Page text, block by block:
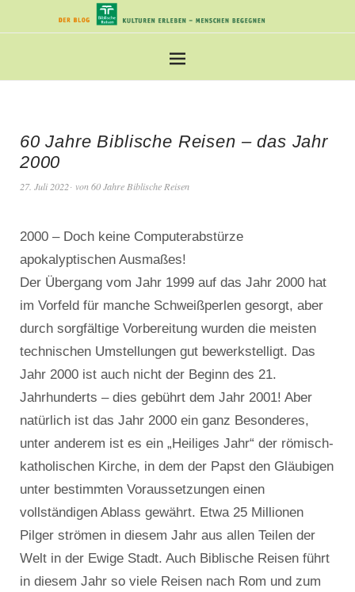
60 Jahre Biblische Reisen – das Jahr
2000
27. Juli 2022 von 60 Jahre Biblische Reisen
2000 – Doch keine Computerabstürze
apokalyptischen Ausmaßes!
Der Übergang vom Jahr 1999 auf das Jahr 2000 hat
im Vorfeld für manche Schweißperlen gesorgt, aber
durch sorgfältige Vorbereitung wurden die meisten
technischen Umstellungen gut bewerkstelligt. Das
Jahr 2000 ist auch nicht der Beginn des 21.
Jahrhunderts – dies gebührt dem Jahr 2001! Aber
natürlich ist das Jahr 2000 ein ganz Besonderes,
unter anderem ist es ein „Heiliges Jahr“ der römisch-
katholischen Kirche, in dem der Papst den Gläubigen
unter bestimmten Voraussetzungen einen
vollständigen Ablass gewährt. Etwa 25 Millionen
Pilger strömen in diesem Jahr aus allen Teilen der
Welt in der Ewige Stadt. Auch Biblische Reisen führt
in diesem Jahr so viele Reisen nach Rom und zum